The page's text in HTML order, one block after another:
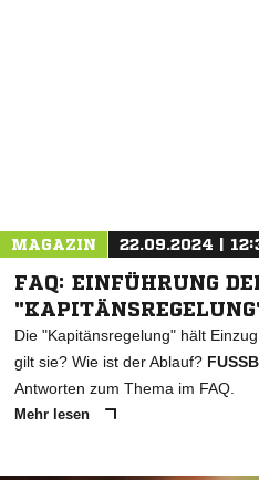
MAGAZIN 22.09.2024 |
FAQ: EINFÜHRUNG
Die "Kapitänsregelung" hält
gilt sie? Wie ist der Ablauf?
Antworten zum Thema im FAQ.
Mehr lesen